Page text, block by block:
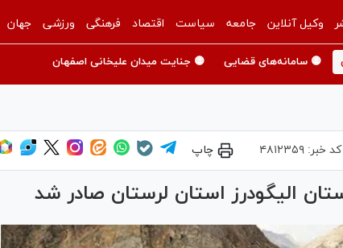
وکیل آنلاین جامعه سیاست اقتصاد فرهنگی ورزشی جهان
🟡 سامانه‌های قضایی 🟡 جنایت میدان علیخانی اصفهان
کد خبر:۴۸۱۲۳۵۹ چاپ
الیگودرز استان لرستان صادر شد